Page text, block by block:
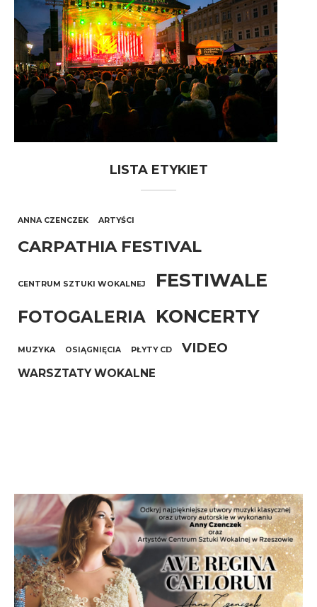
LISTA ETYKIET
ANNA CZENCZEK ARTYŚCI
CARPATHIA FESTIVAL
CENTRUM SZTUKI WOKALNEJ FESTIWALE
FOTOGALERIA KONCERTY
MUZYKA OSIĄGNIĘCIA PŁYTY CD VIDEO
WARSZTATY WOKALNE